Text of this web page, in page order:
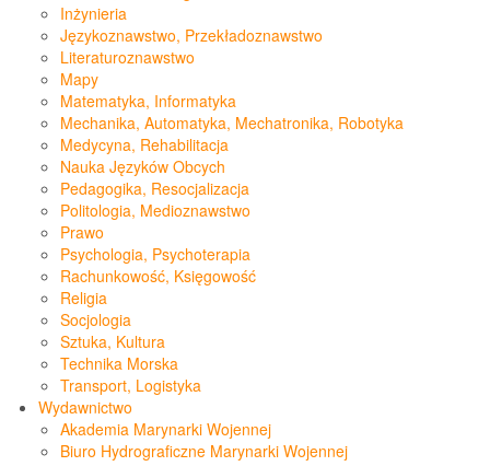
Inżynieria
Językoznawstwo, Przekładoznawstwo
Literaturoznawstwo
Mapy
Matematyka, Informatyka
Mechanika, Automatyka, Mechatronika, Robotyka
Medycyna, Rehabilitacja
Nauka Języków Obcych
Pedagogika, Resocjalizacja
Politologia, Medioznawstwo
Prawo
Psychologia, Psychoterapia
Rachunkowość, Księgowość
Religia
Socjologia
Sztuka, Kultura
Technika Morska
Transport, Logistyka
Wydawnictwo
Akademia Marynarki Wojennej
Biuro Hydrograficzne Marynarki Wojennej